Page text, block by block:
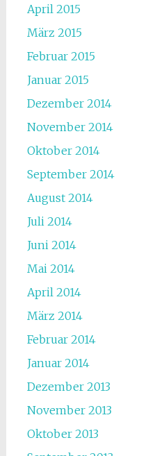
April 2015
März 2015
Februar 2015
Januar 2015
Dezember 2014
November 2014
Oktober 2014
September 2014
August 2014
Juli 2014
Juni 2014
Mai 2014
April 2014
März 2014
Februar 2014
Januar 2014
Dezember 2013
November 2013
Oktober 2013